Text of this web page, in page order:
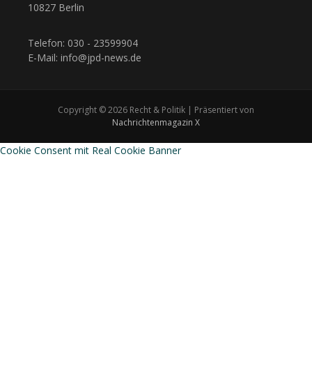
10827 Berlin
Telefon: 030 - 23599904
E-Mail: info@jpd-news.de
Copyright © 2026 Recht & Politik | Präsentiert von
Nachrichtenmagazin X
Cookie Consent mit Real Cookie Banner